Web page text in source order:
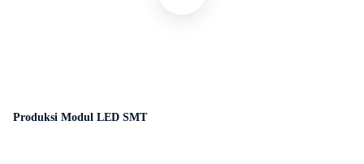
Produksi Modul LED SMT